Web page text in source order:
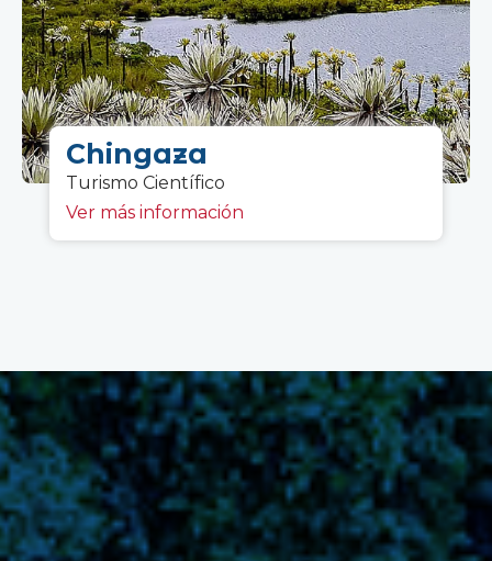
Chingaza
Turismo Científico
Ver más información